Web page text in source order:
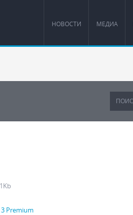
НОВОСТИ МЕДИА
Premium